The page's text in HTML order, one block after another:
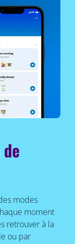
modes
moment
retrouver à la
ou par